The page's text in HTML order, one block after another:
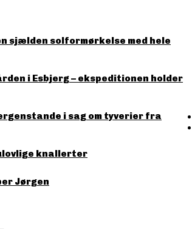
sjælden solformørkelse med hele
i Esbjerg – ekspeditionen holder
i sag om tyverier fra
knallerter
Jørgen